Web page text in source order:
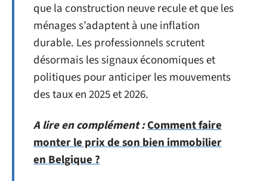
que la construction neuve recule et que les
ménages s’adaptent à une inflation
durable. Les professionnels scrutent
désormais les signaux économiques et
politiques pour anticiper les mouvements
des taux en 2025 et 2026.
A lire en complément :Comment faire
monter le prix de son bien immobilier
en Belgique ?